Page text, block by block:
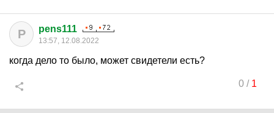
P pens111
13:57, 12.08.2022
когда дело то было, может свидетели есть?
0/ 1